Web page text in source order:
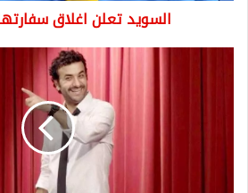
السويد تعلن اغلاق